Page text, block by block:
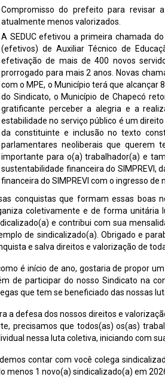
Compromisso do prefeito para revisar
atualmente menos valorizados.
A SEDUC efetivou a primeira chamada
(efetivos) de Auxiliar Técnico de
efetivação de mais de 400 novos
prorrogado para mais 2 anos. Novas
com o MPE, o Município terá que
do Sindicato, o Município de Chapecó
gratificante perceber a alegria e a
estabilidade no serviço público é um
da constituinte e inclusão no texto
parlamentares neoliberais que querem
importante para o(a) trabalhador(a) e
sustentabilidade financeira do SIMPREVI,
financeira do SIMPREVI com o ingresso de
conquistas que formam essas boas
coletivamente e de forma unitária
e contribui com sua
de sindicalizado(a). Obrigado e
e salva direitos e valorização de
é início de ano, gostaria de propor
de participar do nosso Sindicato na
que tem se beneficiado das nossas
a defesa dos nossos direitos e
precisamos que todos(as) os(as)
nessa luta coletiva, iniciando com
contar com você colega
menos 1 novo(a) sindicalizado(a) em